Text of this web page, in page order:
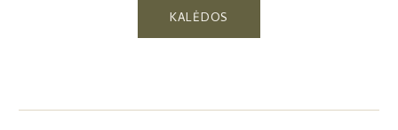
KALĖDOS